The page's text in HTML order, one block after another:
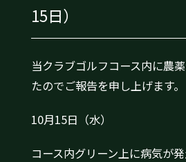
15日）
当クラブゴルフコース内に農
たのでご報告を申し上げます。
10月15日（水）
コース内グリーン上に病気が